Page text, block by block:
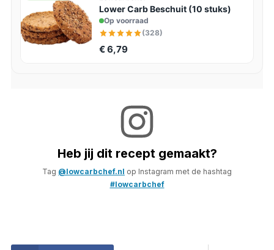
Lower Carb Beschuit (10 stuks)
Op voorraad
(328)
€ 6,79
Heb jij dit recept gemaakt?
Tag @lowcarbchef.nl op Instagram met de hashtag
#lowcarbchef